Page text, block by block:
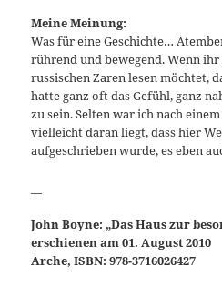
Meine Meinung:
Was für eine Geschichte…
rührend und bewegend. Wenn
russischen Zaren lesen möchtet,
hatte ganz oft das Gefühl, ganz
zu sein. Selten war ich nach
vielleicht daran liegt, dass hier
aufgeschrieben wurde, es eben
John Boyne: „Das Haus zur
erschienen am 01. August 2010
Arche, ISBN: 978-3716026427